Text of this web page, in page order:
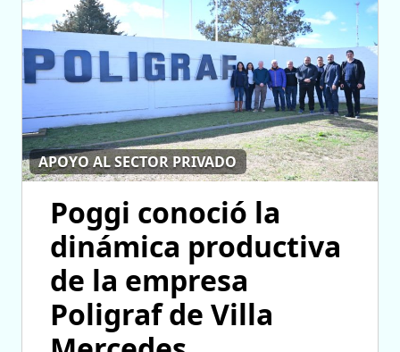
APOYO AL SECTOR PRIVADO
Poggi conoció la
dinámica productiva
de la empresa
Poligraf de Villa